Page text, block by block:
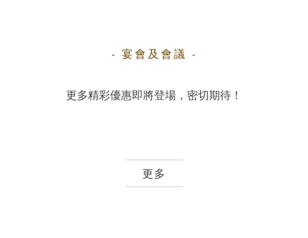
- 宴會及會議 -
更多精彩優惠即將登場，密切期待！
更多